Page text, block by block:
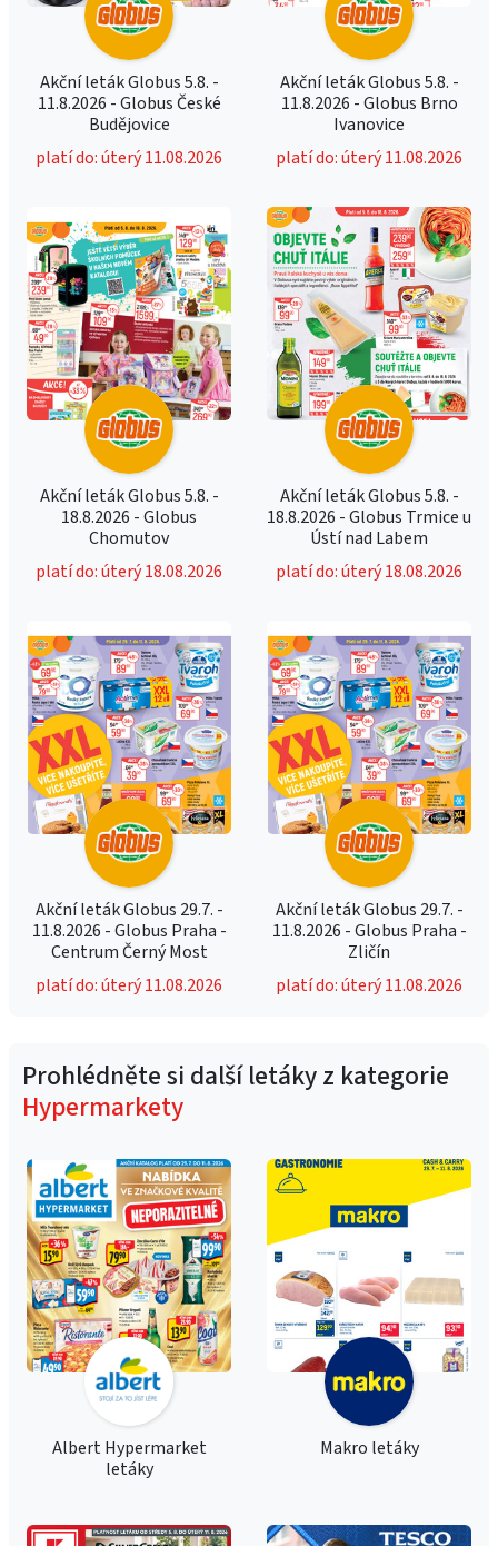
Akční leták Globus 5.8. -
11.8.2026 - Globus České
Budějovice
platí do: úterý 11.08.2026
Akční leták Globus 5.8. -
11.8.2026 - Globus Brno
Ivanovice
platí do: úterý 11.08.2026
Akční leták Globus 5.8. -
18.8.2026 - Globus
Chomutov
platí do: úterý 18.08.2026
Akční leták Globus 5.8. -
18.8.2026 - Globus Trmice u
Ústí nad Labem
platí do: úterý 18.08.2026
Akční leták Globus 29.7. -
11.8.2026 - Globus Praha -
Centrum Černý Most
platí do: úterý 11.08.2026
Akční leták Globus 29.7. -
11.8.2026 - Globus Praha -
Zličín
platí do: úterý 11.08.2026
Prohlédněte si další letáky z kategorie
Hypermarkety
Albert Hypermarket
letáky
Makro letáky